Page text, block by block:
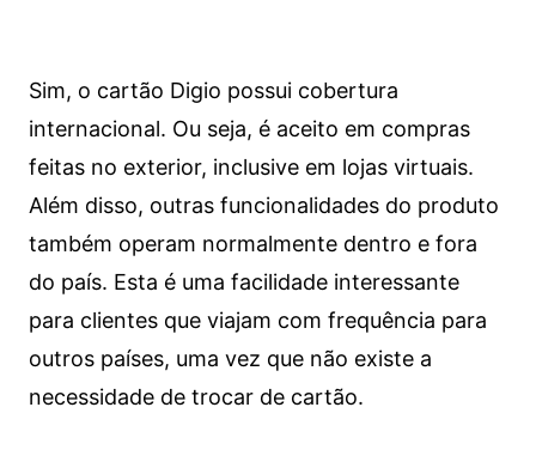
Sim, o cartão Digio possui cobertura
internacional. Ou seja, é aceito em compras
feitas no exterior, inclusive em lojas virtuais.
Além disso, outras funcionalidades do produto
também operam normalmente dentro e fora
do país. Esta é uma facilidade interessante
para clientes que viajam com frequência para
outros países, uma vez que não existe a
necessidade de trocar de cartão.